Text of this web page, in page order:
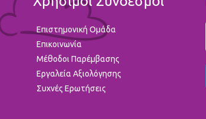
Επιστημονική Ομάδα
Επικοινωνία
Μέθοδοι Παρέμβασης
Εργαλεία Αξιολόγησης
Συχνές Ερωτήσεις